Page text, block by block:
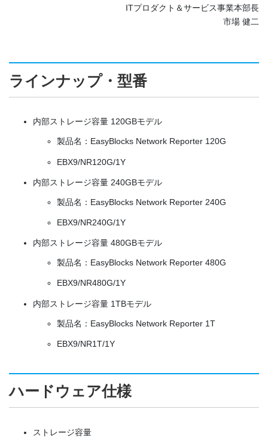
ITプロダクト＆サービス事業本部長
市場 健二
ラインナップ・型番
内部ストレージ容量 120GBモデル
製品名：EasyBlocks Network Reporter 120G
EBX9/NR120G/1Y
内部ストレージ容量 240GBモデル
製品名：EasyBlocks Network Reporter 240G
EBX9/NR240G/1Y
内部ストレージ容量 480GBモデル
製品名：EasyBlocks Network Reporter 480G
EBX9/NR480G/1Y
内部ストレージ容量 1TBモデル
製品名：EasyBlocks Network Reporter 1T
EBX9/NR1T/1Y
ハードウェア仕様
ストレージ容量